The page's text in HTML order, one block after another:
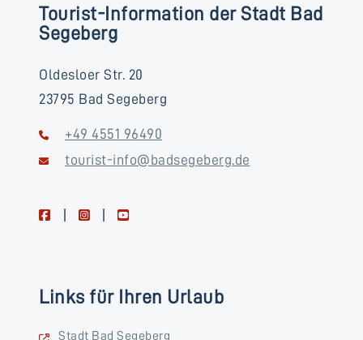
Tourist-Information der Stadt Bad
Segeberg
Oldesloer Str. 20
23795 Bad Segeberg
+49 4551 96490
tourist-info@badsegeberg.de
facebookinstagramyoutube
Links für Ihren Urlaub
Stadt Bad Segeberg